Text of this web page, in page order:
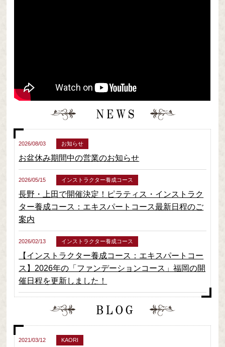
2026/08/03 お知らせ
お盆休み期間中の営業のお知らせ
2026/05/15 インストラクター養成コース
長野・上田で開催決定！ピラティス・インストラク
ター養成コース：エキスパートコース最新日程のご
案内
2026/02/13 インストラクター養成コース
【インストラクター養成コース：エキスパートコー
ス】2026年の「ファンデーションコース」福岡の開
催日程を更新しました！
2021/03/12 KAORI